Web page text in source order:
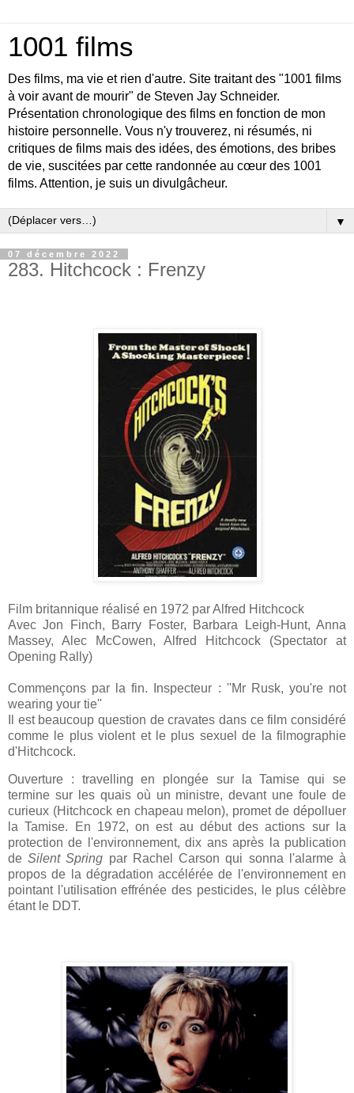
1001 films
Des films, ma vie et rien d'autre. Site traitant des "1001 films
à voir avant de mourir" de Steven Jay Schneider.
Présentation chronologique des films en fonction de mon
histoire personnelle. Vous n'y trouverez, ni résumés, ni
critiques de films mais des idées, des émotions, des bribes
de vie, suscitées par cette randonnée au cœur des 1001
films. Attention, je suis un divulgâcheur.
▼
07 décembre 2022
283. Hitchcock : Frenzy
Film britannique réalisé en 1972 par Alfred Hitchcock
Avec Jon Finch, Barry Foster, Barbara Leigh-Hunt, Anna
Massey, Alec McCowen, Alfred Hitchcock (Spectator at
Opening Rally)
Commençons par la fin. Inspecteur : ''Mr Rusk, you're not
wearing your tie''
Il est beaucoup question de cravates dans ce film considéré
comme le plus violent et le plus sexuel de la filmographie
d'Hitchcock.
Ouverture : travelling en plongée sur la Tamise qui se
termine sur les quais où un ministre, devant une foule de
curieux (Hitchcock en chapeau melon), promet de dépolluer
la Tamise. En 1972, on est au début des actions sur la
protection de l'environnement, dix ans après la publication
deSilent Spring par Rachel Carson qui sonna l'alarme à
propos de la dégradation accélérée de l'environnement en
pointant l'utilisation effrénée des pesticides, le plus célèbre
étant le DDT.